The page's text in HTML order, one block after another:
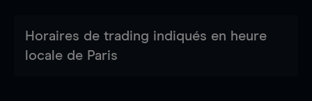
Horaires de trading indiqués en heure
locale de Paris